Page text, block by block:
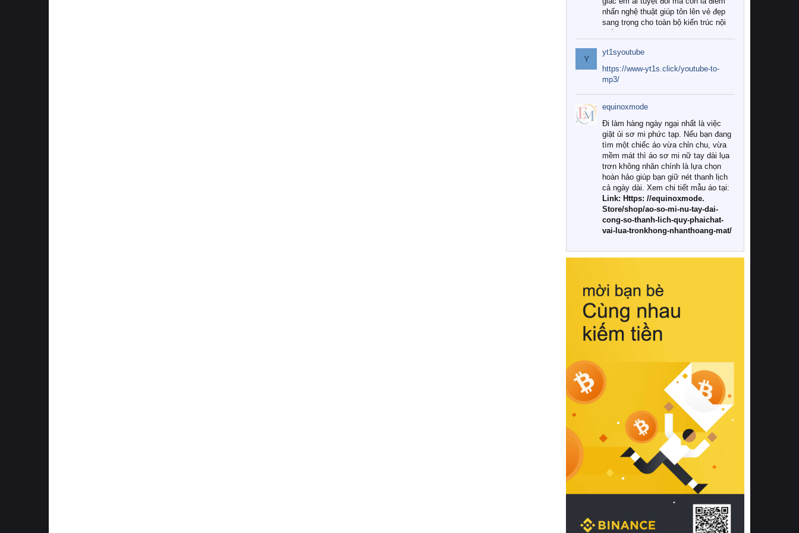
nhấn nghệ thuật giúp tôn lên vẻ đẹp
sang trọng cho toàn bộ kiến trúc nội
Tuy nhiên, giữa thị trường đa dạng
với vô vàn thương hiệu và mẫu mã
như hiện nay, làm thế nào để chọn
được những bộ chăn ga gối đệm cao
cấp thực sự chất lượng, phù hợp với
khí hậu và nhu cầu sử dụng của gia
đình? Hãy cùng chúng tôi đi tìm lời
giải đáp chi tiết qua bài viết dưới đây.
1. Tại sao các gia đình hiện đại lại ưa
chuộng chăn ga gối đệm cao cấp?
Khác với các dòng sản phẩm thông
thường, những bộ chăn ga gối đệm
cao cấp trải qua quy trình sản xuất
nghiêm ngặt từ khâu chọn lọc nguyên
liệu tự nhiên đến công nghệ dệt
nhuộm hiện đại không chứa hóa chất
này, bạn sẽ cảm nhận rõ rệt sự khác
hồi chuẩn xác của phần đệm nâng đỡ
cột sống.
Bên cạnh đó, việc lựa chọn các dòng
sản phẩm đạt chuẩn chất lượng quốc
tế còn giúp ngăn ngừa tình trạng kích
khuẩn và nấm mốc trong điều kiện
thời tiết nóng ẩm. Bạn có thể tìm hiểu
thêm các nghiên cứu khoa học về tác
động của giấc ngủ và môi trường
phòng ngủ đối với sức khỏe con
người tại Sleep Foundation (External
Link) để có cái nhìn toàn diện hơn.
2. Các tiêu chí vàng khi lựa chọn
chăn ga gối đệm cao cấp cho phòng
ngủ
Để sở hữu một bộ chăn ga gối đệm
cao cấp hoàn hảo cả về thẩm mỹ lẫn
công năng, người tiêu dùng cần cân
nhắc kỹ lưỡng các tiêu chí quan trọng
Y
yt1syoutube
https://www-yt1s.click/youtube-to-
mp3/
equinoxmode
Đi làm hàng ngày ngại nhất là việc
giặt ủi sơ mi phức tạp. Nếu bạn đang
tìm một chiếc áo vừa chỉn chu, vừa
mềm mát thì áo sơ mi nữ tay dài lụa
trơn không nhăn chính là lựa chọn
hoàn hảo giúp bạn giữ nét thanh lịch
cả ngày dài. Xem chi tiết mẫu áo tại:
Link: Https: //equinoxmode.
Store/shop/ao-so-mi-nu-tay-dai-
cong-so-thanh-lich-quy-phaichat-
vai-lua-tronkhong-nhanthoang-mat/